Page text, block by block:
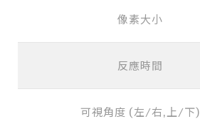
像素大小
反應時間
可視角度 (左/右,上/下)